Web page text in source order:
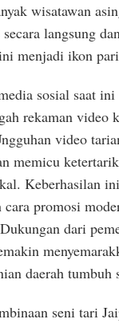
wisatawan
langsung
menjadi ikon
sosial saat
rekaman video
video
memicu
Keberhasilan
cara promosi
dari
daerah tumbuh
seni tari